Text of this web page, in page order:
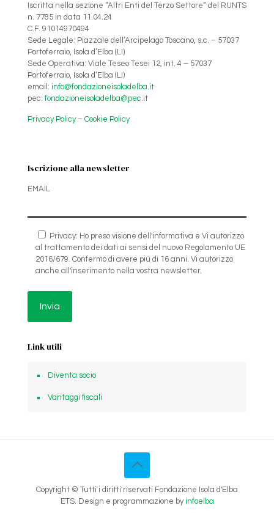
Iscritta nella sezione “Altri Enti del Terzo Settore” del RUNTS
n. 7785 in data 11.04.24
C.F. 91014970494
Sede Legale: Piazzale dell’Arcipelago Toscano, s.c. – 57037
Portoferraio, Isola d’Elba (LI)
Sede Operativa: Viale Teseo Tesei 12, int. 4 – 57037
Portoferraio, Isola d’Elba (LI)
email: info@fondazioneisoladelba.it
pec: fondazioneisoladelba@pec.it
Privacy Policy– Cookie Policy
Iscrizione alla newsletter
EMAIL
Privacy: Ho preso visione dell'informativa e Vi autorizzo
al trattamento dei dati ai sensi del nuovo Regolamento UE
2016/679. Confermo di avere più di 16 anni. Vi autorizzo
anche all'inserimento nella vostra newsletter.
Link utili
Diventa socio
Vantaggi fiscali
Copyright © Tutti i diritti riservati Fondazione Isola d'Elba
ETS. Design e programmazione by infoelba